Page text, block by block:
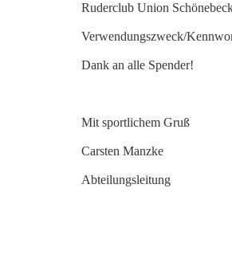
Ruderclub Union
Verwendungszweck/
Dank an alle Spender!
Mit sportlichem Gruß
Carsten Manzke
Abteilungsleitung